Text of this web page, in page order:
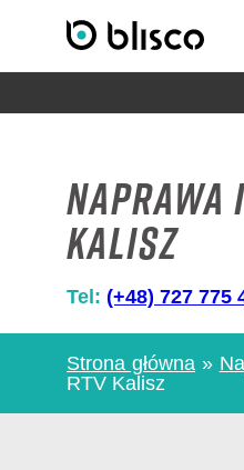
Naprawa
Kalisz
Tel: (+48) 727 775
Strona główna»
RTV Kalisz